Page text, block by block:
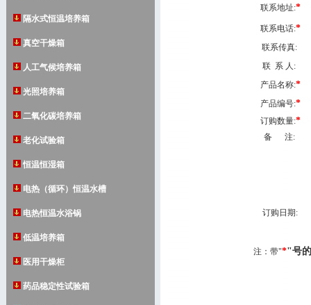
隔水式恒温培养箱
真空干燥箱
人工气候培养箱
光照培养箱
二氧化碳培养箱
老化试验箱
恒温恒湿箱
电热（循环）恒温水槽
电热恒温水浴锅
低温培养箱
医用干燥柜
药品稳定性试验箱
联系地址:*
联系电话:*
联系传真:
联 系 人:
产品名称:*
产品编号:*
订购数量:*
备 注:
订购日期:
注：带"*"号